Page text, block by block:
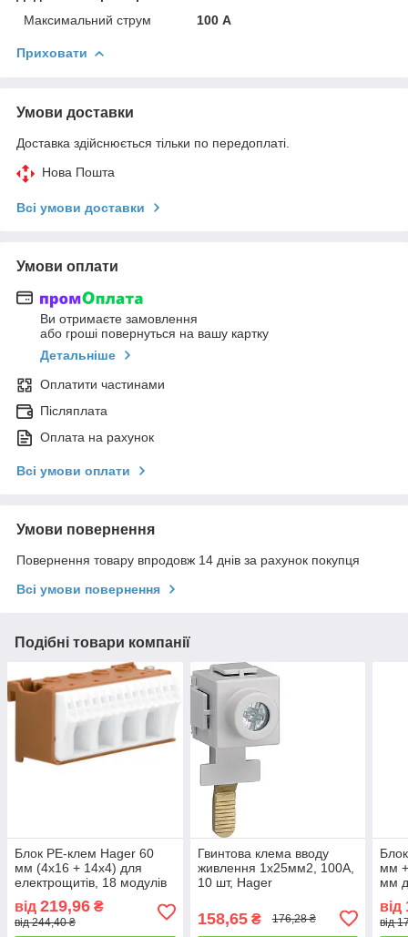
Максимальний струм
100 А
Приховати
Умови доставки
Доставка здійснюється тільки по передоплаті.
Нова Пошта
Всі умови доставки
Умови оплати
Ви отримаєте замовлення
або гроші повернуться на вашу картку
Детальніше
Оплатити частинами
Післяплата
Оплата на рахунок
Всі умови оплати
Умови повернення
Повернення товару впродовж 14 днів за рахунок покупця
Всі умови повернення
Подібні товари компанії
Блок PE-клем Hager 60
мм (4x16 + 14x4) для
електрощитів, 18 модулів
від 219,96 ₴
від 244,40 ₴
Гвинтова клема вводу
живлення 1х25мм2, 100A,
10 шт, Hager
158,65₴ 176,28 ₴
мм
мм
від
від